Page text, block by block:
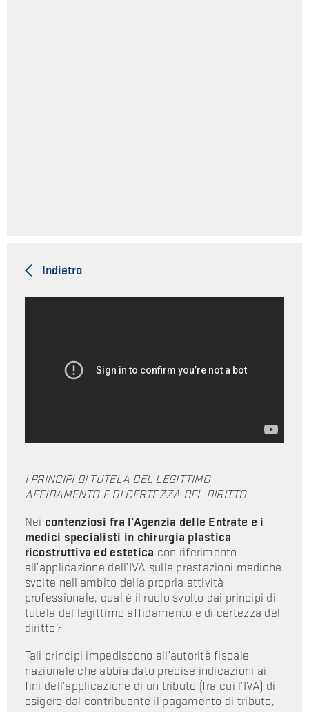
Indietro
I PRINCIPI DI TUTELA DEL LEGITTIMO
AFFIDAMENTO E DI CERTEZZA DEL DIRITTO
Nei contenziosi fra l’Agenzia delle Entrate e i
medici specialisti in chirurgia plastica
ricostruttiva ed estetica con riferimento
all’applicazione dell’IVA sulle prestazioni mediche
svolte nell’ambito della propria attività
professionale, qual è il ruolo svolto dai principi di
tutela del legittimo affidamento e di certezza del
diritto?
Tali principi impediscono all’autorità fiscale
nazionale che abbia dato precise indicazioni ai
fini dell’applicazione di un tributo (fra cui l’IVA) di
esigere dal contribuente il pagamento di tributo,